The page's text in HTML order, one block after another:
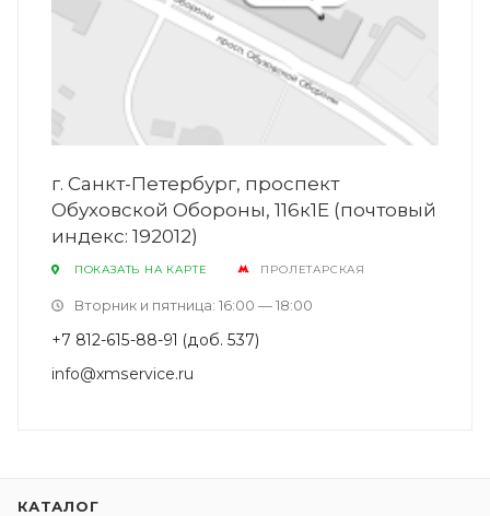
г. Санкт-Петербург, проспект
Обуховской Обороны, 116к1Е (почтовый
индекс: 192012)
ПОКАЗАТЬ НА КАРТЕ ПРОЛЕТАРСКАЯ
Вторник и пятница: 16:00 — 18:00
+7 812-615-88-91 (доб. 537)
info@xmservice.ru
КАТАЛОГ